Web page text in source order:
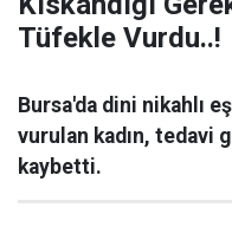
Tüfekle Vurdu..!
Bursa'da dini nikahlı
vurulan kadın, tedavi
kaybetti.